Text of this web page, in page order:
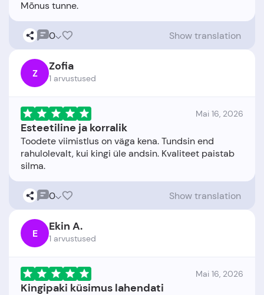
0 Show translation
Z Zofia
1 arvustused
Mai 16, 2026
Esteetiline ja korralik
Toodete viimistlus on väga kena. Tundsin end
rahulolevalt, kui kingi üle andsin. Kvaliteet paistab
0 Show translation
E Ekin A.
1 arvustused
Mai 16, 2026
Kingipaki küsimus lahendati